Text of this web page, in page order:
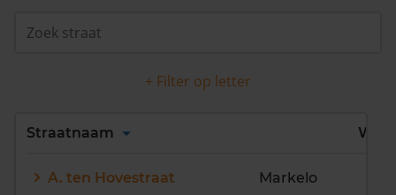
+ Filter op letter
Alles
Straatnaam Wijk
A. ten Hovestraat Markelo